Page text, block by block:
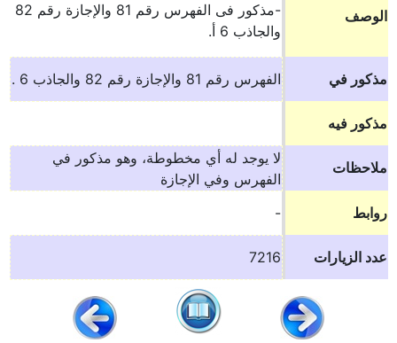
الوصف
-مذكور فى الفهرس رقم 81 والإجازة رقم 82
والجاذب 6 أ.
مذكور في الفهرس رقم 81 والإجازة رقم 82 والجاذب 6 .
مذكور فيه
ملاحظات
لا يوجد له أي مخطوطة، وهو مذكور في
الفهرس وفي الإجازة
روابط
-
عدد الزيارات 7216